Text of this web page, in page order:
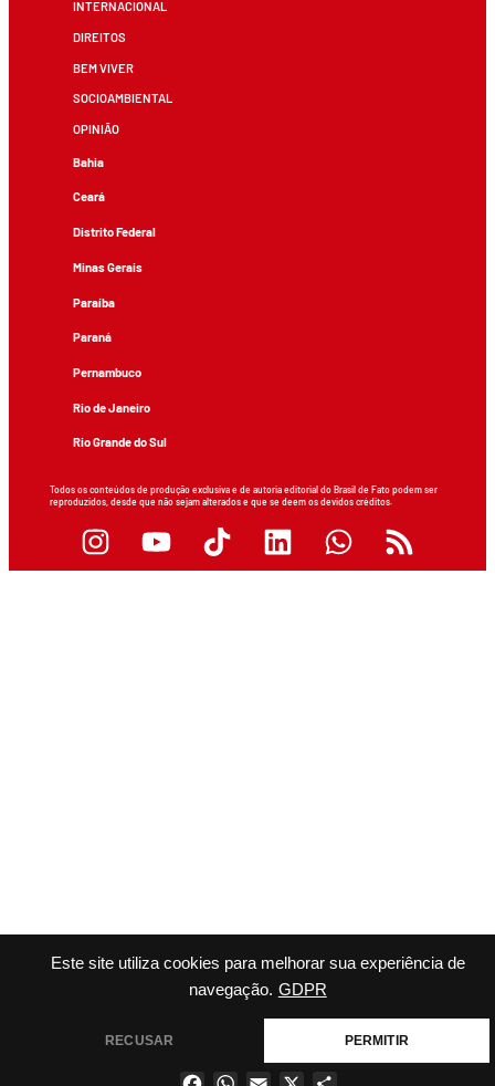
Este site utiliza cookies para melhorar sua experiência de
navegação. GDPR
RECUSAR PERMITIR
INTERNACIONAL
DIREITOS
BEM VIVER
SOCIOAMBIENTAL
OPINIÃO
Bahia
Ceará
Distrito Federal
Minas Gerais
Paraíba
Paraná
Pernambuco
Rio de Janeiro
Rio Grande do Sul
Todos os conteúdos de produção exclusiva e de autoria editorial do Brasil de Fato podem ser
reproduzidos, desde que não sejam alterados e que se deem os devidos créditos.
FacebookWhatsApp
Email